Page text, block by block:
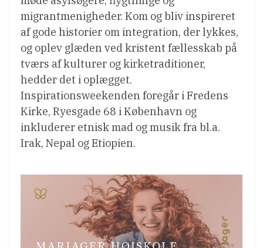
migrantmenigheder. Kom og bliv inspireret
af gode historier om integration, der lykkes,
og oplev glæden ved kristent fællesskab på
tværs af kulturer og kirketraditioner,
hedder det i oplægget.
Inspirationsweekenden foregår i Fredens
Kirke, Ryesgade 68 i København og
inkluderer etnisk mad og musik fra bl.a.
Irak, Nepal og Etiopien.